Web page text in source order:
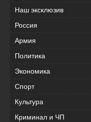
Наш эксклюзив
Россия
Армия
Политика
Экономика
Спорт
Культура
Криминал и ЧП